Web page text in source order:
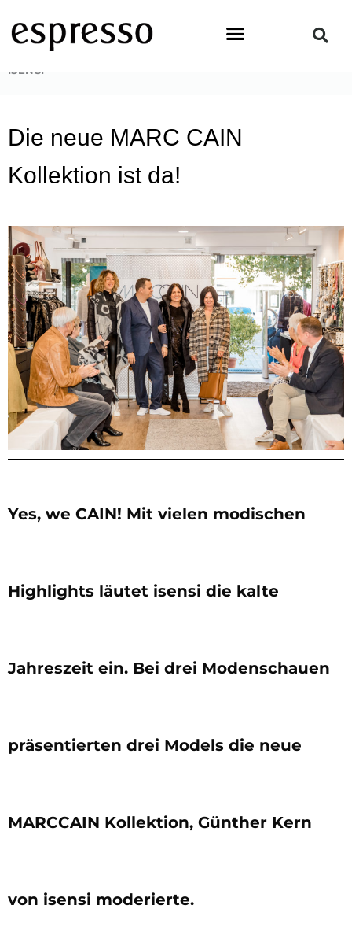
Inhalt
springen
STARTSEITE
ISENSI
Die neue MARC CAIN
Kollektion ist da!
Yes, we CAIN! Mit vielen modischen
Highlights läutet isensi die kalte
Jahreszeit ein. Bei drei Modenschauen
präsentierten drei Models die neue
MARCCAIN Kollektion, Günther Kern
von isensi moderierte.